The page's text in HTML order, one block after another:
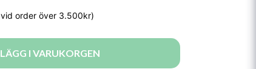
LÄGG I VARUKORGEN